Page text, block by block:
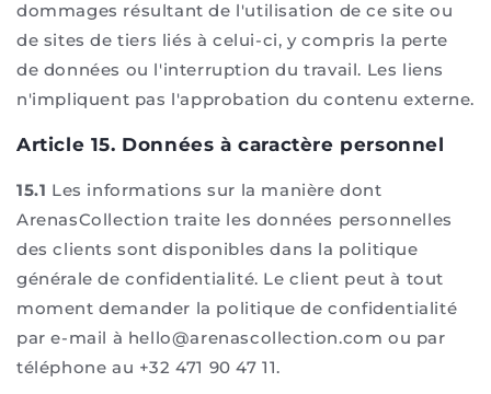
dommages résultant de l'utilisation de ce site ou
de sites de tiers liés à celui-ci, y compris la perte
de données ou l'interruption du travail. Les liens
n'impliquent pas l'approbation du contenu externe.
Article 15. Données à caractère personnel
15.1 Les informations sur la manière dont
ArenasCollection traite les données personnelles
des clients sont disponibles dans la politique
générale de confidentialité. Le client peut à tout
moment demander la politique de confidentialité
par e-mail à hello@arenascollection.com ou par
téléphone au +32 471 90 47 11.